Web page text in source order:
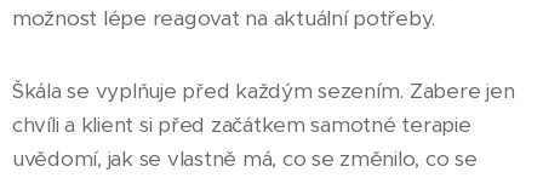
možnost lépe reagovat na aktuální potřeby.
Škála se vyplňuje před každým sezením. Zabere jen
chvíli a klient si před začátkem samotné terapie
uvědomí, jak se vlastně má, co se změnilo, co se